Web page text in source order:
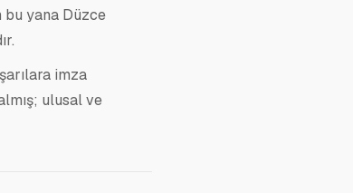
bu yana Düzce
imza
ulusal ve